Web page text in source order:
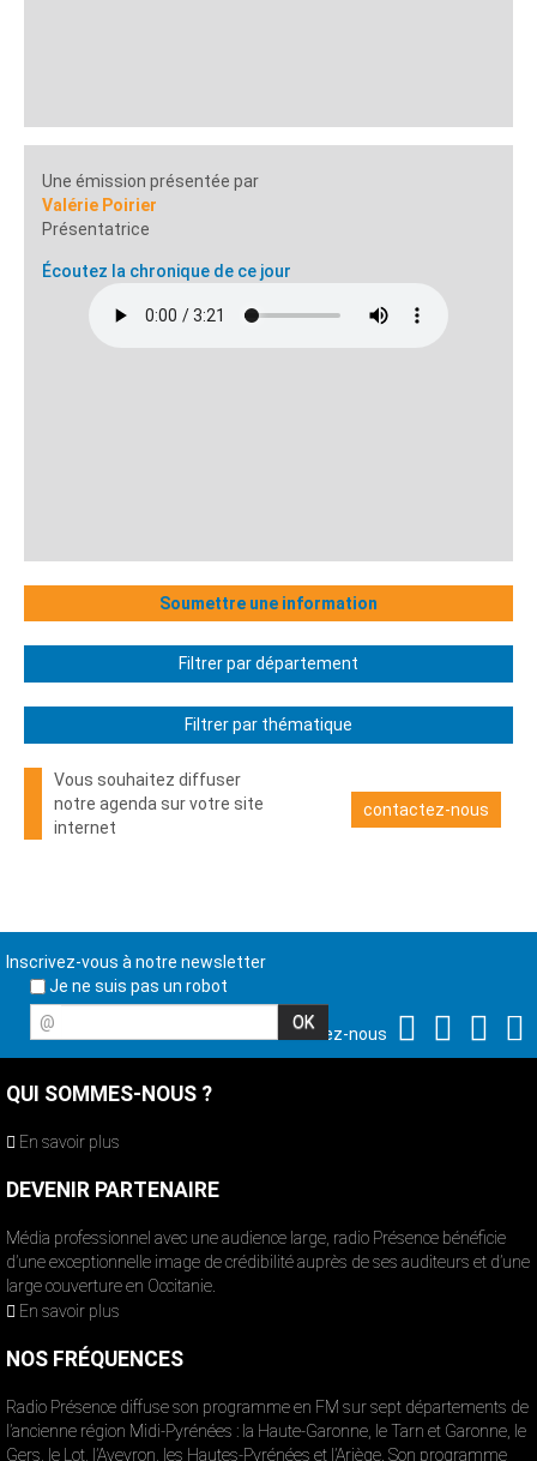
Une émission présentée par
Valérie Poirier
Présentatrice
Écoutez la chronique de ce jour
Soumettre une information
Filtrer par département
Filtrer par thématique
Vous souhaitez diffuser
notre agenda sur votre site
internet
contactez-nous
Inscrivez-vous à notre newsletter
Je ne suis pas un robot
@
Suivez-nous
QUI SOMMES-NOUS ?
En savoir plus
DEVENIR PARTENAIRE
Média professionnel avec une audience large, radio Présence bénéficie
d’une exceptionnelle image de crédibilité auprès de ses auditeurs et d’une
large couverture en Occitanie.
En savoir plus
NOS FRÉQUENCES
Radio Présence diffuse son programme en FM sur sept départements de
l’ancienne région Midi-Pyrénées : la Haute-Garonne, le Tarn et Garonne, le
Gers, le Lot, l’Aveyron, les Hautes-Pyrénées et l’Ariège. Son programme